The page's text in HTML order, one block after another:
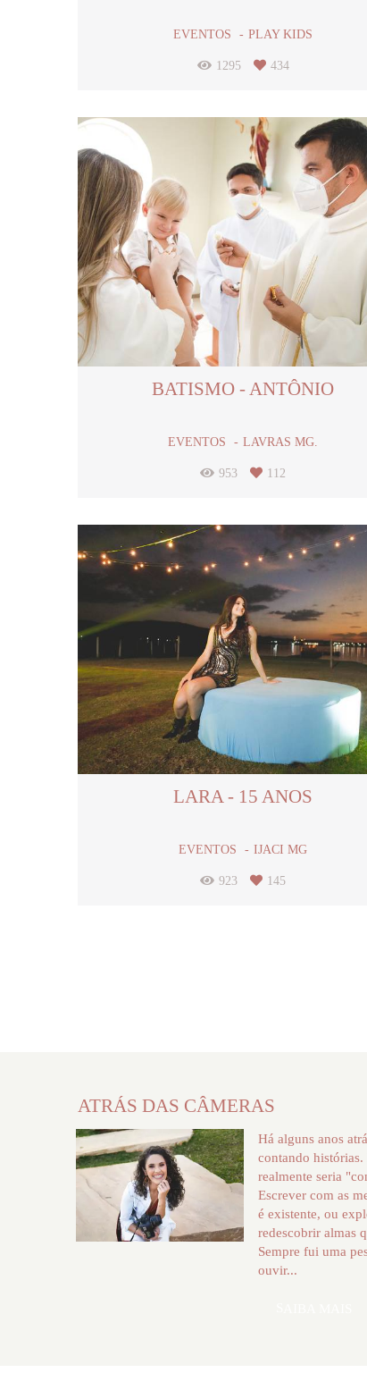
EVENTOS PLAY KIDS
1295 434
BATISMO - ANTÔNIO
EVENTOS LAVRAS MG.
953 112
LARA - 15 ANOS
EVENTOS IJACI MG
923 145
ATRÁS DAS CÂMERAS
Há alguns anos
contando histórias.
realmente seria
Escrever com as
é existente, ou
redescobrir almas
Sempre fui uma
ouvir...